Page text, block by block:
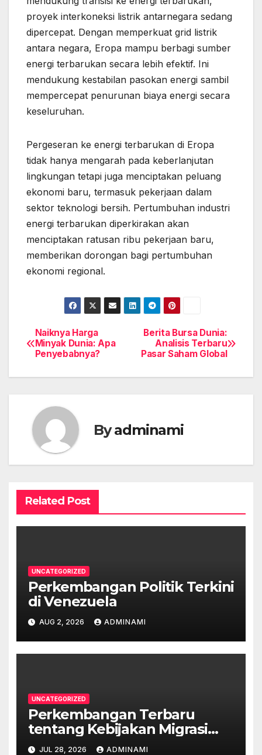
proyek interkoneksi listrik antarnegara sedang
dipercepat. Dengan memperkuat grid listrik
antara negara, Eropa mampu berbagi sumber
energi terbarukan secara lebih efektif. Ini
mendukung kestabilan pasokan energi sambil
mempercepat penurunan biaya energi secara
keseluruhan.
Pergeseran ke energi terbarukan di Eropa
tidak hanya mengarah pada keberlanjutan
lingkungan tetapi juga menciptakan peluang
ekonomi baru, termasuk pekerjaan dalam
sektor teknologi bersih. Pertumbuhan industri
energi terbarukan diperkirakan akan
menciptakan ratusan ribu pekerjaan baru,
memberikan dorongan bagi pertumbuhan
ekonomi regional.
Post
navigation
Berita Bursa Dunia:
Analisis Terbaru
Pasar Saham Global
Naiknya Harga
Minyak Dunia: Apa
Penyebabnya?
Byadminami
Related Post
UNCATEGORIZED
Perkembangan Politik Terkini
di Venezuela
AUG 2, 2026 ADMINAMI
UNCATEGORIZED
Perkembangan Terbaru
tentang Kebijakan Migrasi
Australia
JUL 28, 2026 ADMINAMI